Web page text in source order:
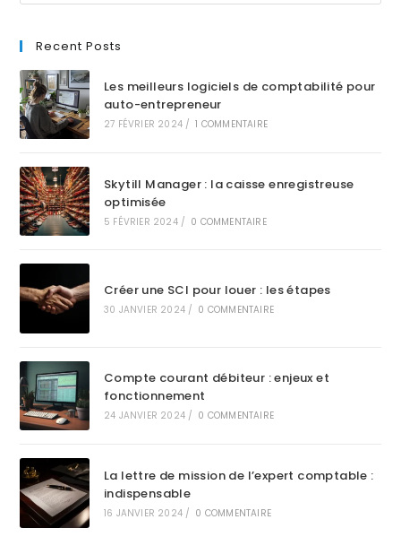
Recent Posts
Les meilleurs logiciels de comptabilité pour
auto-entrepreneur
27 FÉVRIER 2024 / 1 COMMENTAIRE
Skytill Manager : la caisse enregistreuse
optimisée
5 FÉVRIER 2024 / 0 COMMENTAIRE
Créer une SCI pour louer : les étapes
30 JANVIER 2024 / 0 COMMENTAIRE
Compte courant débiteur : enjeux et
fonctionnement
24 JANVIER 2024 / 0 COMMENTAIRE
La lettre de mission de l’expert comptable :
indispensable
16 JANVIER 2024 / 0 COMMENTAIRE